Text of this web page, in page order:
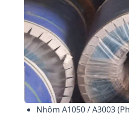
Nhôm A1050 / A3003